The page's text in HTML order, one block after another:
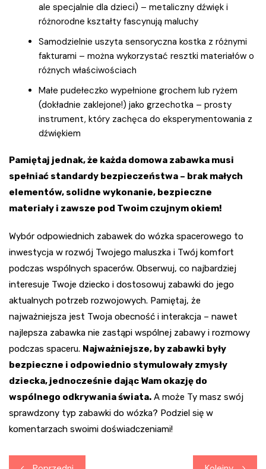
ale specjalnie dla dzieci) – metaliczny dźwięk i
różnorodne kształty fascynują maluchy
Samodzielnie uszyta sensoryczna kostka z różnymi
fakturami – można wykorzystać resztki materiałów o
różnych właściwościach
Małe pudełeczko wypełnione grochem lub ryżem
(dokładnie zaklejone!) jako grzechotka – prosty
instrument, który zachęca do eksperymentowania z
dźwiękiem
Pamiętaj jednak, że każda domowa zabawka musi
spełniać standardy bezpieczeństwa – brak małych
elementów, solidne wykonanie, bezpieczne
materiały i zawsze pod Twoim czujnym okiem!
Wybór odpowiednich zabawek do wózka spacerowego to
inwestycja w rozwój Twojego maluszka i Twój komfort
podczas wspólnych spacerów. Obserwuj, co najbardziej
interesuje Twoje dziecko i dostosowuj zabawki do jego
aktualnych potrzeb rozwojowych. Pamiętaj, że
najważniejsza jest Twoja obecność i interakcja – nawet
najlepsza zabawka nie zastąpi wspólnej zabawy i rozmowy
podczas spaceru. Najważniejsze, by zabawki były
bezpieczne i odpowiednio stymulowały zmysły
dziecka, jednocześnie dając Wam okazję do
wspólnego odkrywania świata. A może Ty masz swój
sprawdzony typ zabawki do wózka? Podziel się w
komentarzach swoimi doświadczeniami!